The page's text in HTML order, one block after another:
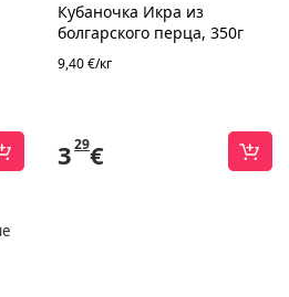
Кубаночка Икра из
болгарского перца, 350г
9,40 €/кг
329€